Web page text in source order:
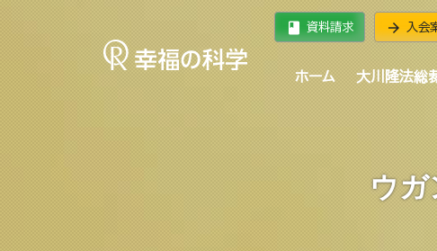
book 資料請求 arrow_forward 入会
ホーム 大川隆法総
ウガ